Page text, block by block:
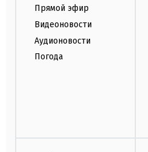
Прямой эфир
Видеоновости
Аудионовости
Погода